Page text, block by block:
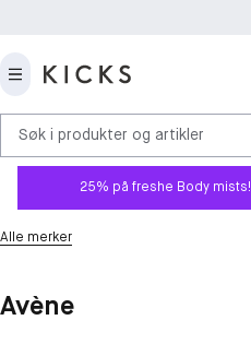
Søk i produkter og artikler
25% på freshe Body mists!
Alle merker
Avène